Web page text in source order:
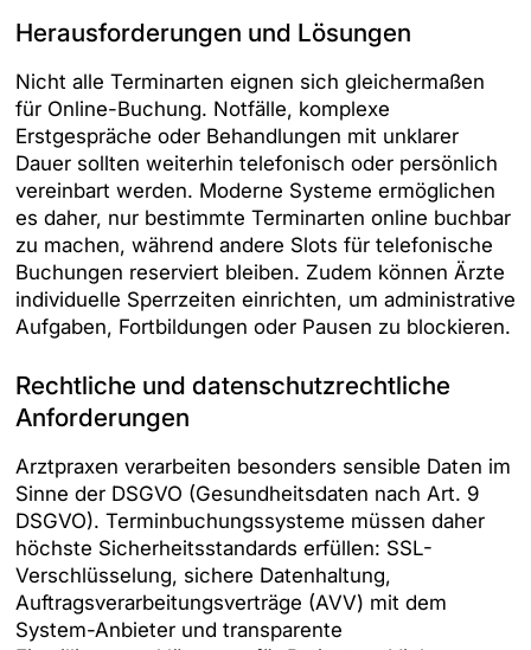
Herausforderungen und Lösungen
Nicht alle Terminarten eignen sich gleichermaßen
für Online-Buchung. Notfälle, komplexe
Erstgespräche oder Behandlungen mit unklarer
Dauer sollten weiterhin telefonisch oder persönlich
vereinbart werden. Moderne Systeme ermöglichen
es daher, nur bestimmte Terminarten online buchbar
zu machen, während andere Slots für telefonische
Buchungen reserviert bleiben. Zudem können Ärzte
individuelle Sperrzeiten einrichten, um administrative
Aufgaben, Fortbildungen oder Pausen zu blockieren.
Rechtliche und datenschutzrechtliche
Anforderungen
Arztpraxen verarbeiten besonders sensible Daten im
Sinne der DSGVO (Gesundheitsdaten nach Art. 9
DSGVO). Terminbuchungssysteme müssen daher
höchste Sicherheitsstandards erfüllen: SSL-
Verschlüsselung, sichere Datenhaltung,
Auftragsverarbeitungsverträge (AVV) mit dem
System-Anbieter und transparente